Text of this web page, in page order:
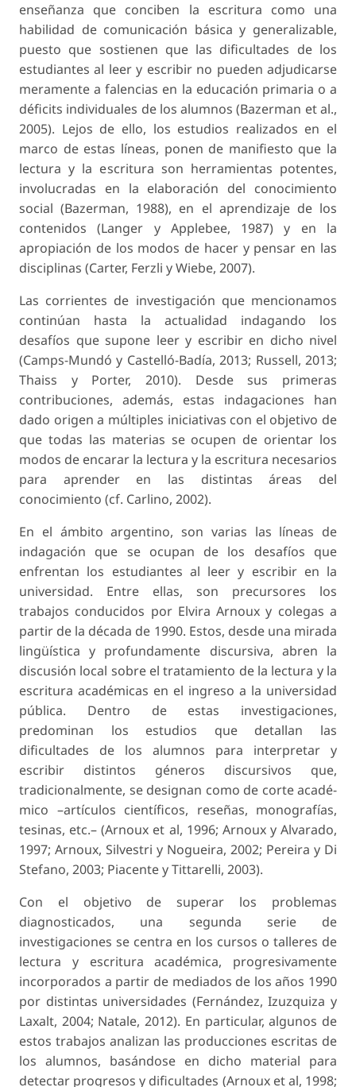
enseñanza que conciben la escritura como una
habilidad de comunicación básica y generalizable,
puesto que sostienen que las dificultades de los
estudiantes al leer y escribir no pueden adjudicarse
meramente a falencias en la educación primaria o a
déficits individuales de los alumnos (Bazerman et al.,
2005). Lejos de ello, los estudios realizados en el
marco de estas líneas, ponen de manifiesto que la
lectura y la escritura son herramientas potentes,
involucradas en la elaboración del conocimiento
social (Bazerman, 1988), en el aprendizaje de los
contenidos (Langer y Applebee, 1987) y en la
apropiación de los modos de hacer y pensar en las
disciplinas (Carter, Ferzli y Wiebe, 2007).
Las corrientes de investigación que mencionamos
continúan hasta la actualidad indagando los
desafíos que supone leer y escribir en dicho nivel
(Camps-Mundó y Castelló-Badía, 2013; Russell, 2013;
Thaiss y Porter, 2010). Desde sus primeras
contribuciones, además, estas indagaciones han
dado origen a múltiples iniciativas con el objetivo de
que todas las materias se ocupen de orientar los
modos de encarar la lectura y la escritura necesarios
para aprender en las distintas áreas del
conocimiento (cf. Carlino, 2002).
En el ámbito argentino, son varias las líneas de
indagación que se ocupan de los desafíos que
enfrentan los estudiantes al leer y escribir en la
universidad. Entre ellas, son precursores los
trabajos conducidos por Elvira Arnoux y colegas a
partir de la década de 1990. Estos, desde una mirada
lingüística y profundamente discursiva, abren la
discusión local sobre el tratamiento de la lectura y la
escritura académicas en el ingreso a la universidad
pública. Dentro de estas investigaciones,
predominan los estudios que detallan las
dificultades de los alumnos para interpretar y
escribir distintos géneros discursivos que,
tradicionalmente, se designan como de corte acadé-
mico –artículos científicos, reseñas, monografías,
tesinas, etc.– (Arnoux et al, 1996; Arnoux y Alvarado,
1997; Arnoux, Silvestri y Nogueira, 2002; Pereira y Di
Stefano, 2003; Piacente y Tittarelli, 2003).
Con el objetivo de superar los problemas
diagnosticados, una segunda serie de
investigaciones se centra en los cursos o talleres de
lectura y escritura académica, progresivamente
incorporados a partir de mediados de los años 1990
por distintas universidades (Fernández, Izuzquiza y
Laxalt, 2004; Natale, 2012). En particular, algunos de
estos trabajos analizan las producciones escritas de
los alumnos, basándose en dicho material para
detectar progresos y dificultades (Arnoux et al, 1998;